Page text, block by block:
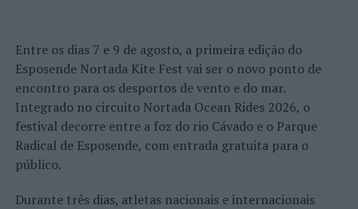
uma duração de 1h30min, contando com uma breve
conferência seguida de um comentário e debate com o
público.
Para assistir, basta aceder ao eventoonline
https://videoconf-
colibri.zoom.us/j/85799549470#success.
Entre os dias 7 e 9 de agosto, a primeira edição do
Esposende Nortada Kite Fest vai ser o novo ponto de
encontro para os desportos de vento e do mar.
Integrado no circuito Nortada Ocean Rides 2026, o
festival decorre entre a foz do rio Cávado e o Parque
Radical de Esposende, com entrada gratuita para o
público.
Durante três dias, atletas nacionais e internacionais